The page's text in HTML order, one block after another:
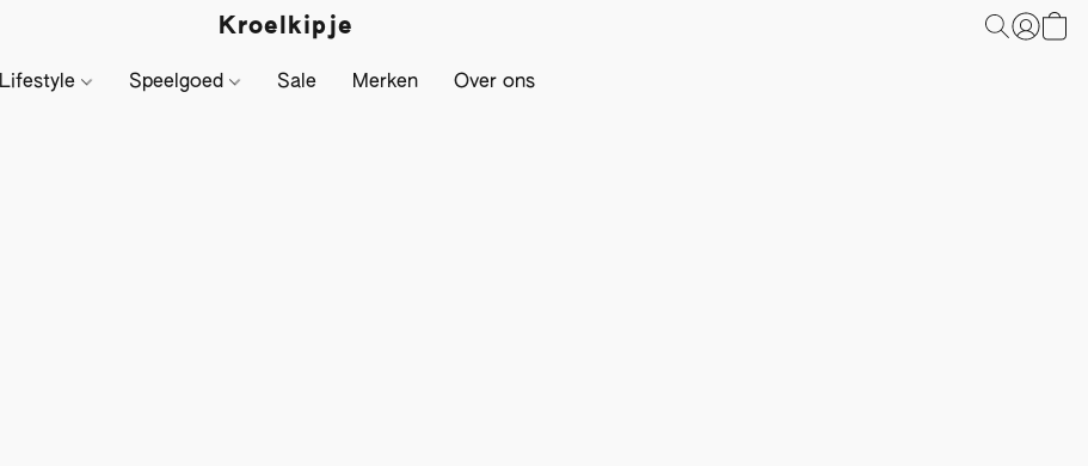
Kroelkipje
Lifestyle Speelgoed Sale Merken Over ons